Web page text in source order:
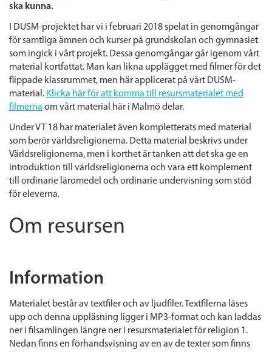
ska kunna.
I DUSM-projektet har vi i februari 2018 spelat in genomgångar
för samtliga ämnen och kurser på grundskolan och gymnasiet
som ingick i vårt projekt. Dessa genomgångar går igenom vårt
material kortfattat. Man kan likna upplägget med filmer för det
flippade klassrummet, men här applicerat på vårt DUSM-
material. Klicka här för att komma till resursmaterialet med
filmerna om vårt material här i Malmö delar.
Under VT 18 har materialet även kompletterats med material
som berör världsreligionerna. Detta material beskrivs under
Världsreligionerna, men i korthet är tanken att det ska ge en
introduktion till världsreligionerna och vara ett komplement
till ordinarie läromedel och ordinarie undervisning som stöd
för eleverna.
Om resursen
Information
Materialet består av textfiler och av ljudfiler. Textfilerna läses
upp och denna uppläsning ligger i MP3-format och kan laddas
ner i filsamlingen längre ner i resursmaterialet för religion 1.
Nedan finns en förhandsvisning av en av de texter som finns